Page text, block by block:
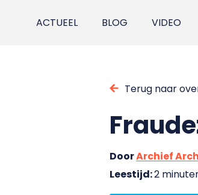
ACTUEEL BLOG VIDEO
Terug naar
DoorArchief
Leestijd:2